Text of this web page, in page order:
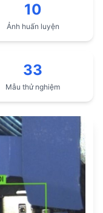
10
Ảnh huấn luyện
33
Mẫu thử nghiệm